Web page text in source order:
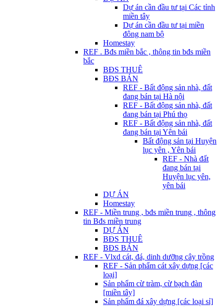
Dự án cần đầu tư tại Các tỉnh
miền tây
Dự án cần đầu tư tại miền
đông nam bộ
Homestay
REF . Bđs miền bắc , thông tin bđs miền
bắc
BĐS THUÊ
BĐS BÁN
REF - Bất động sản nhà, đất
đang bán tại Hà nội
REF - Bất động sản nhà, đất
đang bán tại Phú thọ
REF - Bất động sản nhà, đất
đang bán tại Yên bái
Bất động sản tại Huyện
lục yên , Yên bái
REF - Nhà đất
đang bán tại
Huyện lục yên,
yên bái
DỰ ÁN
Homestay
REF - Miền trung , bđs miền trung , thông
tin Bđs miền trung
DỰ ÁN
BĐS THUÊ
BĐS BÁN
REF - Vlxd cát, đá, dinh dưỡng cây trồng
REF - Sản phẩm cát xây dựng [các
loại]
Sản phẩm cừ tràm, cừ bạch đàn
[miền tây]
Sản phẩm đá xây dựng [các loại sỉ]